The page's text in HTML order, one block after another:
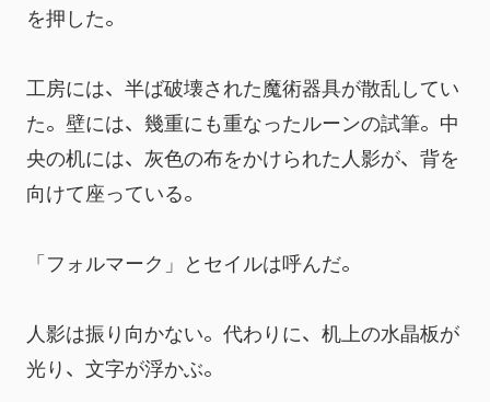
を押した。
工房には、半ば破壊された魔術器具が散乱してい
た。壁には、幾重にも重なったルーンの試筆。中
央の机には、灰色の布をかけられた人影が、背を
向けて座っている。
「フォルマーク」とセイルは呼んだ。
人影は振り向かない。代わりに、机上の水晶板が
光り、文字が浮かぶ。